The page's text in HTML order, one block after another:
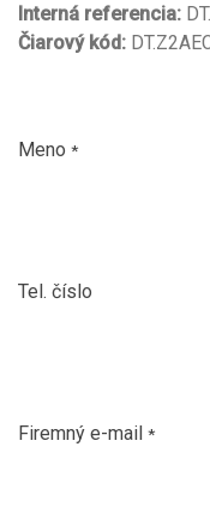
Interná referencia:
Čiarový kód:
Meno *
Tel. číslo
Firemný e-mail *